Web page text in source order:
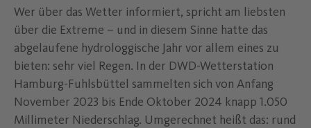
Wer über das Wetter informiert, spricht am liebsten
über die Extreme – und in diesem Sinne hatte das
abgelaufene hydrologgische Jahr vor allem eines zu
bieten: sehr viel Regen. In der DWD-Wetterstation
Hamburg-Fuhlsbüttel sammelten sich von Anfang
November 2023 bis Ende Oktober 2024 knapp 1.050
Millimeter Niederschlag. Umgerechnet heißt das: rund